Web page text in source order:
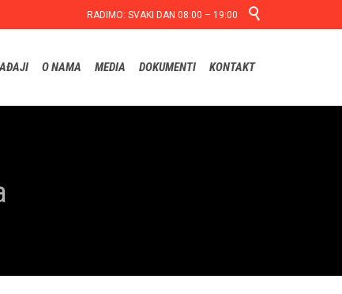
RADIMO: SVAKI DAN 08:00 – 19:00 
O NAMA MEDIA DOKUMENTI KONTAKT